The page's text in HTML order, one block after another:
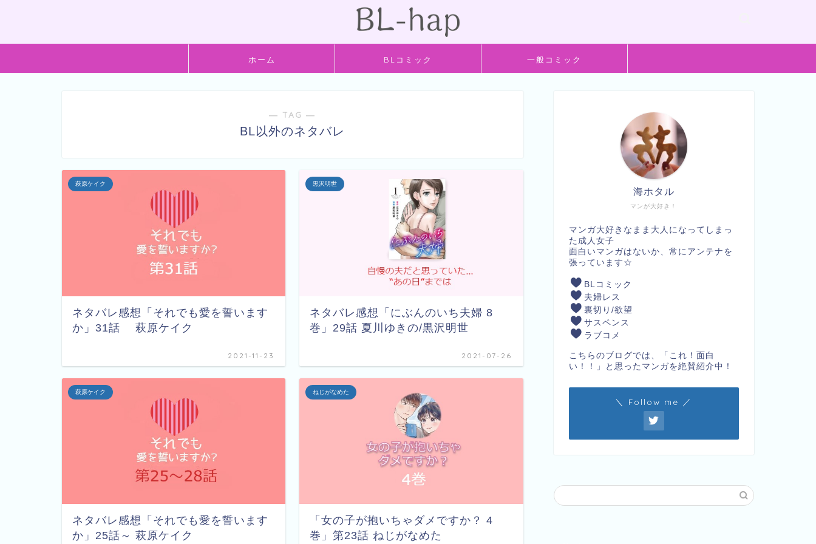
ホーム BLコミック 一般コミック
― TAG ―
BL以外のネタバレ
萩原ケイク
ネタバレ感想「それでも愛を誓います
か」31話 萩原ケイク
2021-11-23
黒沢明世
ネタバレ感想「にぶんのいち夫婦 8
巻」29話 夏川ゆきの/黒沢明世
2021-07-26
萩原ケイク
ネタバレ感想「それでも愛を誓います
か」25話～ 萩原ケイク
ねじがなめた
「女の子が抱いちゃダメですか？ 4
巻」第23話 ねじがなめた
マンが大好き！
海ホタル
マンガ大好きなまま大人になってしまっ
た成人女子
面白いマンガはないか、常にアンテナを
張っています☆
BLコミック
夫婦レス
裏切り/欲望
サスペンス
ラブコメ
こちらのブログでは、「これ！面白
い！！」と思ったマンガを絶賛紹介中！
＼ Follow me ／